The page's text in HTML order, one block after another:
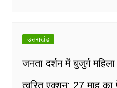
उत्तराखंड
जनता दर्शन में बुजुर्ग
त्वरित एक्शन; 27 माह